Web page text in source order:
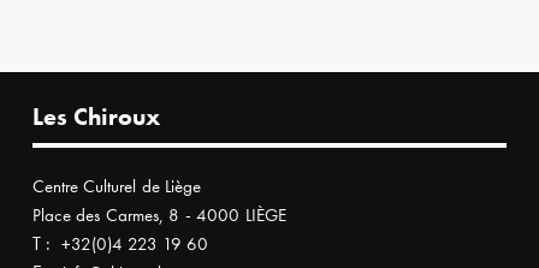
Les Chiroux
Centre Culturel de Liège
Place des Carmes, 8 - 4000 LIÈGE
T : +32(0)4 223 19 60